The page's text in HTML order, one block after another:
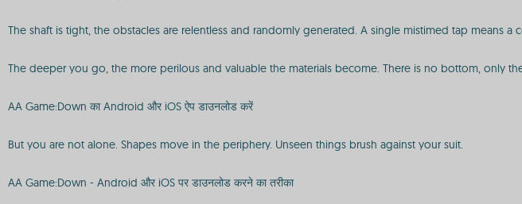
The shaft is tight, the obstacles are relentless and randomly generated. A single mistimed tap means
The deeper you go, the more perilous and valuable the materials become. There is no bottom, only
AA Game:Down का Android और iOS ऐप डाउनलोड करें
But you are not alone. Shapes move in the periphery. Unseen things brush against your suit.
AA Game:Down - Android और iOS पर डाउनलोड करने का तरीका